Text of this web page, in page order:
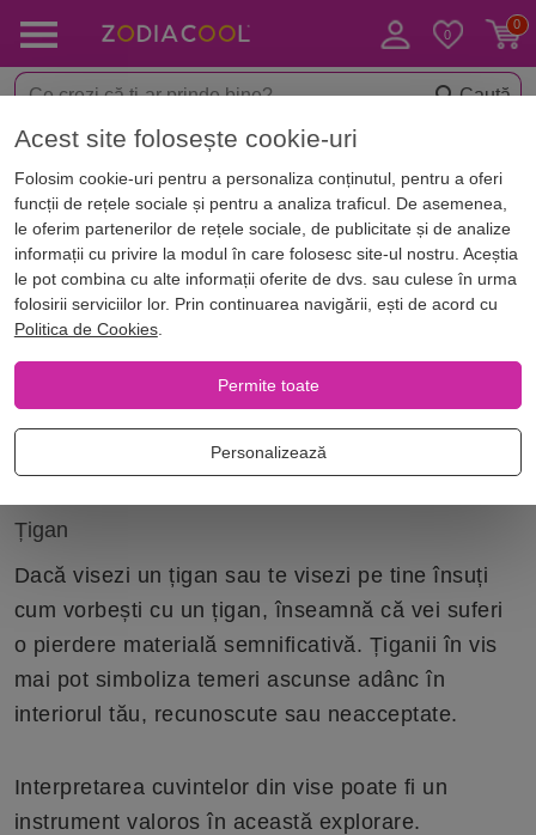
Caută
Acasă Dicționar vise Interpretare vise Țigan
Țigan | Interpretare vise
Vis cu Țigan? Semnificația viselor în care apare
Țigan, explicații care ajută la înțelegerea a ceea
ce reprezintă visul “Țigan”.
Citește mai jos explicațiile pentru visul “Țigan”,
vezi ce reprezintă dacă ai visat “Țigan”:
Vis: Țigan | Ce înseamnă “Țigan” în vis?
Țigan
Dacă visezi un țigan sau te visezi pe tine însuți
cum vorbești cu un țigan, înseamnă că vei suferi
o pierdere materială semnificativă. Țiganii în vis
mai pot simboliza temeri ascunse adânc în
interiorul tău, recunoscute sau neacceptate.
Interpretarea cuvintelor din vise poate fi un
instrument valoros în această explorare.
Acest site folosește cookie-uri
Folosim cookie-uri pentru a personaliza conținutul, pentru a oferi
funcții de rețele sociale și pentru a analiza traficul. De asemenea,
le oferim partenerilor de rețele sociale, de publicitate și de analize
informații cu privire la modul în care folosesc site-ul nostru. Aceștia
le pot combina cu alte informații oferite de dvs. sau culese în urma
folosirii serviciilor lor. Prin continuarea navigării, ești de acord cu
Politica de Cookies.
Permite toate
Personalizează